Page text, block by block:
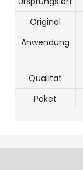
Original
Anwendung
Qualität
Paket